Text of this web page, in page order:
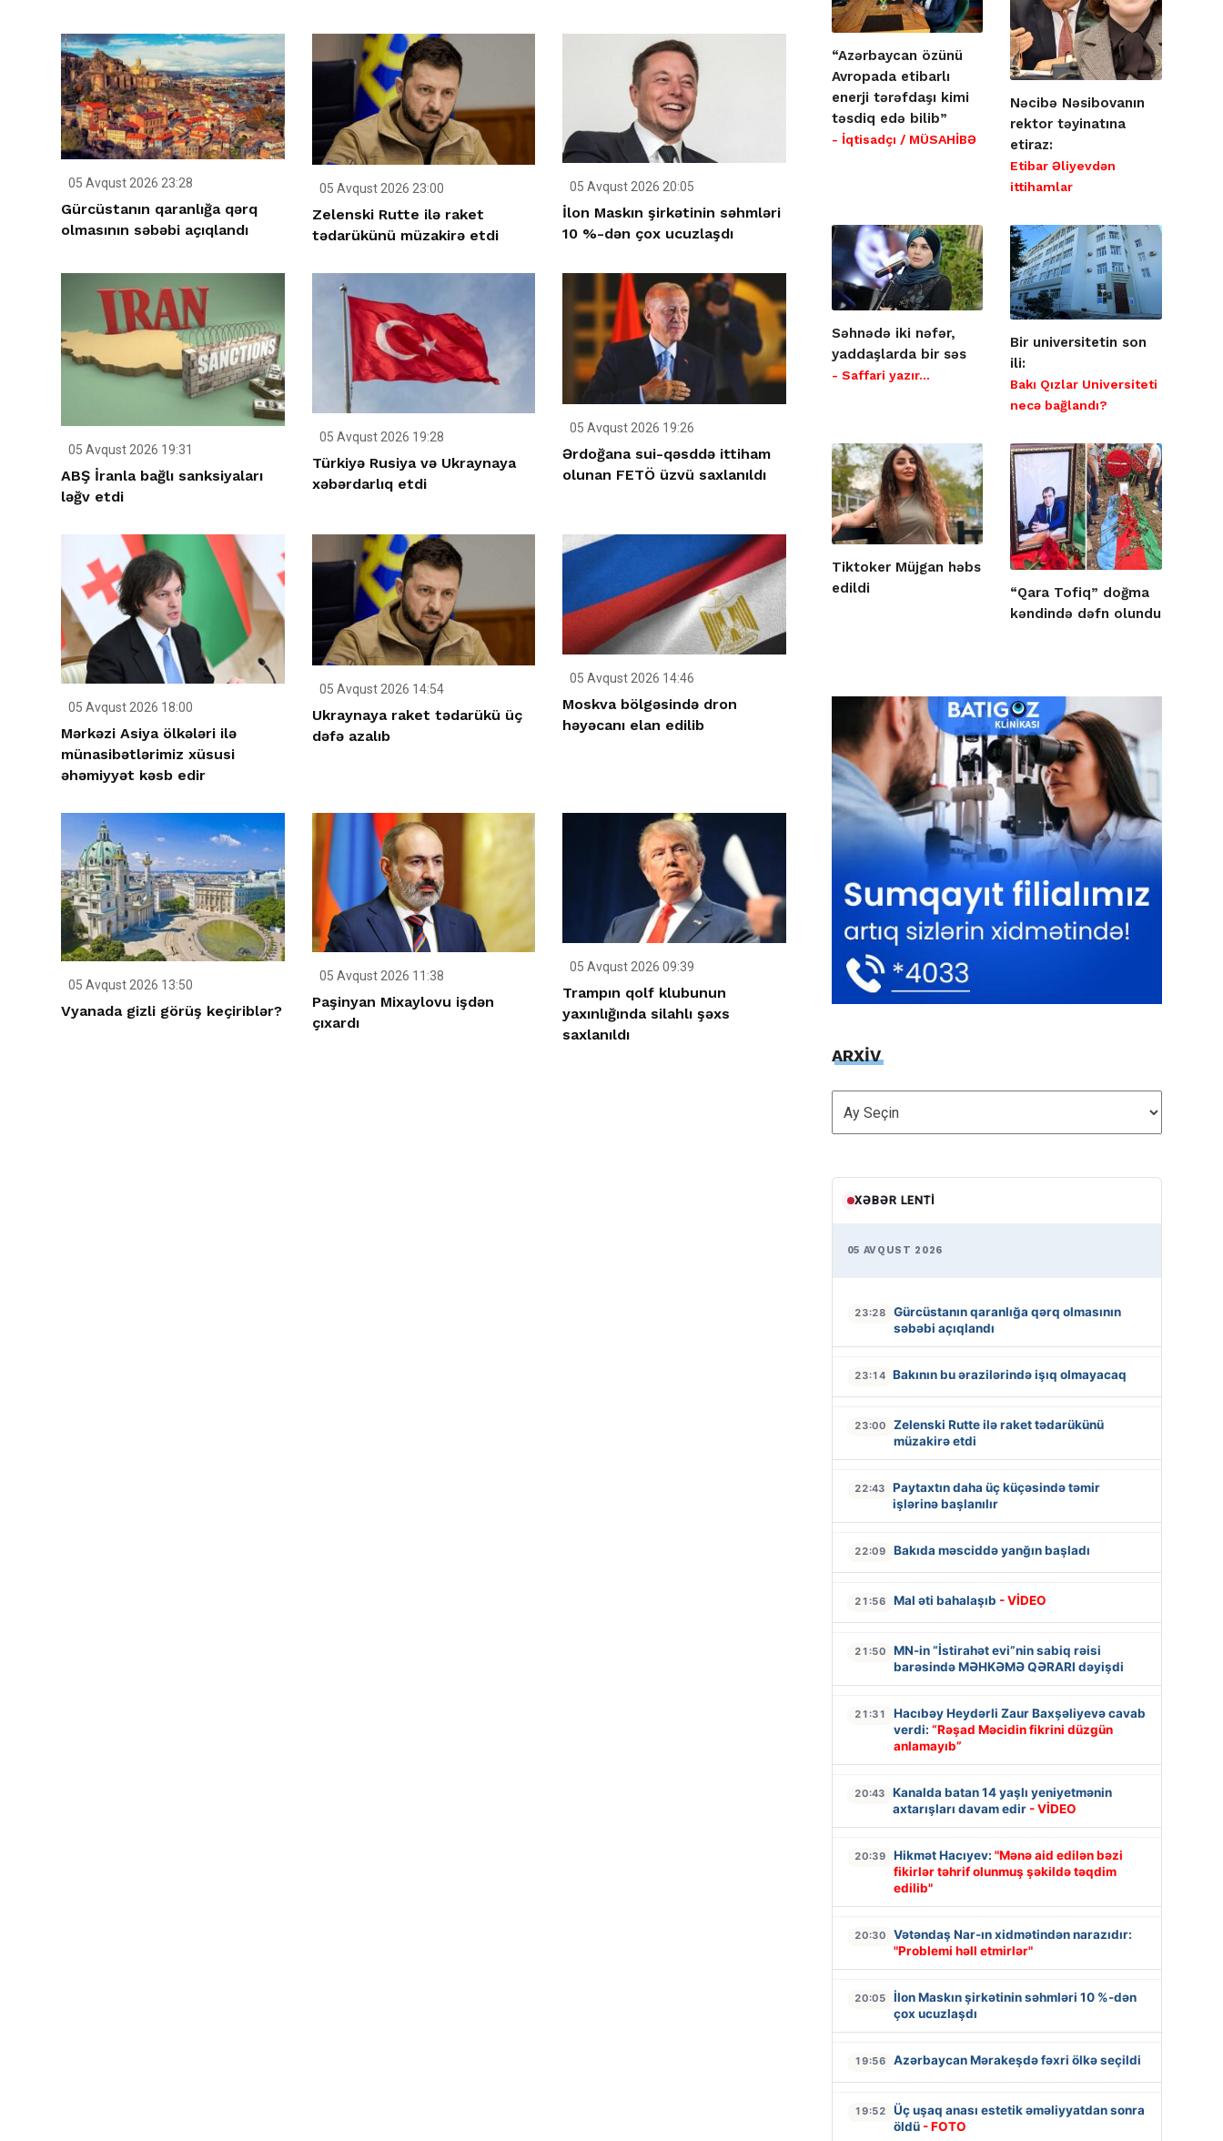
05 Avqust 2026 23:28
Gürcüstanın qaranlığa qərq
olmasının səbəbi açıqlandı
05 Avqust 2026 23:00
Zelenski Rutte ilə raket
tədarükünü müzakirə etdi
05 Avqust 2026 20:05
İlon Maskın şirkətinin səhmləri
10 %-dən çox ucuzlaşdı
05 Avqust 2026 19:31
ABŞ İranla bağlı sanksiyaları
ləğv etdi
05 Avqust 2026 19:28
Türkiyə Rusiya və Ukraynaya
xəbərdarlıq etdi
05 Avqust 2026 19:26
Ərdoğana sui-qəsddə ittiham
olunan FETÖ üzvü saxlanıldı
05 Avqust 2026 18:00
Mərkəzi Asiya ölkələri ilə
münasibətlərimiz xüsusi
əhəmiyyət kəsb edir
05 Avqust 2026 14:54
Ukraynaya raket tədarükü üç
dəfə azalıb
05 Avqust 2026 14:46
Moskva bölgəsində dron
həyəcanı elan edilib
05 Avqust 2026 13:50
Vyanada gizli görüş keçiriblər?
05 Avqust 2026 11:38
Paşinyan Mixaylovu işdən
çıxardı
05 Avqust 2026 09:39
Trampın qolf klubunun
yaxınlığında silahlı şəxs
saxlanıldı
“Azərbaycan özünü
Avropada etibarlı
enerji tərəfdaşı kimi
təsdiq edə bilib”
- İqtisadçı / MÜSAHİBƏ
Nəcibə Nəsibovanın
rektor təyinatına
etiraz:
Etibar Əliyevdən
ittihamlar
Səhnədə iki nəfər,
yaddaşlarda bir səs
- Saffari yazır…
Bir universitetin son
ili:
Bakı Qızlar Universiteti
necə bağlandı?
Tiktoker Müjgan həbs
edildi
“Qara Tofiq” doğma
kəndində dəfn olundu
ARXİV
ARXİV
XƏBƏR LENTI
05 AVQUST 2026
23:28
Gürcüstanın qaranlığa qərq olmasının
səbəbi açıqlandı
23:14 Bakının bu ərazilərində işıq olmayacaq
23:00
Zelenski Rutte ilə raket tədarükünü
müzakirə etdi
22:43
Paytaxtın daha üç küçəsində təmir
işlərinə başlanılır
22:09 Bakıda məsciddə yanğın başladı
21:56 Mal əti bahalaşıb - VİDEO
21:50
MN-in “İstirahət evi”nin sabiq rəisi
barəsində MƏHKƏMƏ QƏRARI dəyişdi
21:31
Hacıbəy Heydərli Zaur Baxşəliyevə cavab
verdi: “Rəşad Məcidin fikrini düzgün
anlamayıb”
20:43
Kanalda batan 14 yaşlı yeniyetmənin
axtarışları davam edir - VİDEO
20:39 Hikmət Hacıyev: "Mənə aid edilən bəzi
fikirlər təhrif olunmuş şəkildə təqdim
edilib"
20:30
Vətəndaş Nar-ın xidmətindən narazıdır:
"Problemi həll etmirlər"
20:05
İlon Maskın şirkətinin səhmləri 10 %-dən
çox ucuzlaşdı
19:56 Azərbaycan Mərakeşdə fəxri ölkə seçildi
19:52
Üç uşaq anası estetik əməliyyatdan sonra
öldü - FOTO